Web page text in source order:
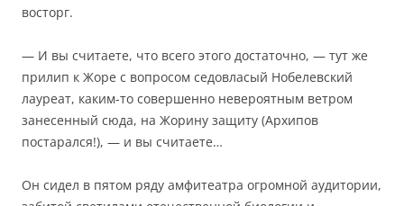
восторг.
— И вы считаете, что всего этого достаточно, — тут же
прилип к Жоре с вопросом седовласый Нобелевский
лауреат, каким-то совершенно невероятным ветром
занесенный сюда, на Жорину защиту (Архипов
постарался!), — и вы считаете…
Он сидел в пятом ряду амфитеатра огромной аудитории,